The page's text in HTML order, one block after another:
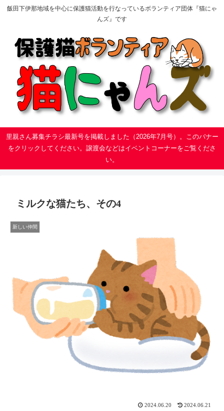
飯田下伊那地域を中心に保護猫活動を行なっているボランティア団体『猫にゃ
んズ』です
里親さん募集チラシ最新号を掲載しました（2026年7月号）。このバナー
をクリックしてください。譲渡会などはイベントコーナーをご覧くださ
い。
ミルクな猫たち、その4
新しい仲間
2024.06.20 2024.06.21